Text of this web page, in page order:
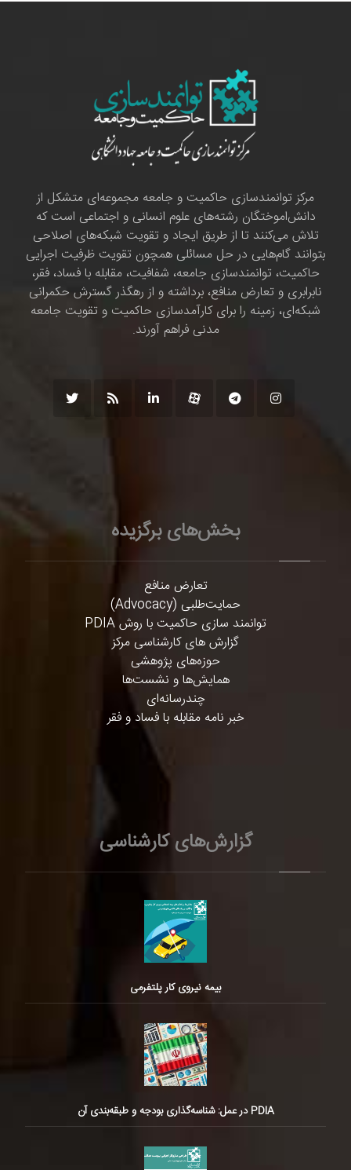
مرکز توانمندسازی حاکمیت و جامعه مجموعه‌ای متشکل از
دانش‌اموختگان رشته‌های علوم انسانی و اجتماعی است که
تلاش می‌کنند تا از طریق ایجاد و تقویت شبکه‌های اصلاحی
بتوانند گام‌هایی در حل مسائلی همچون تقویت ظرفیت اجرایی
حاکمیت، توانمندسازی جامعه، شفافیت، مقابله با فساد، فقر،
نابرابری و تعارض منافع، برداشته و از رهگذر گسترش حکمرانی
شبکه‌ای، زمینه را برای کارآمدسازی حاکمیت و تقویت جامعه
مدنی فراهم آورند.
بخش‌های برگزیده
تعارض منافع
حمایت‌طلبی (Advocacy)
توانمند سازی حاکمیت با روش PDIA
گزارش های کارشناسی مرکز
حوزه‌های پژوهشی
همایش‌ها و نشست‌ها
چندرسانه‌ای
خبر نامه مقابله با فساد و فقر
گزارش‌های کارشناسی
بیمه نیروی کار پلتفرمی
PDIA در عمل: شناسه‌گذاری بودجه و طبقه‌بندی آن